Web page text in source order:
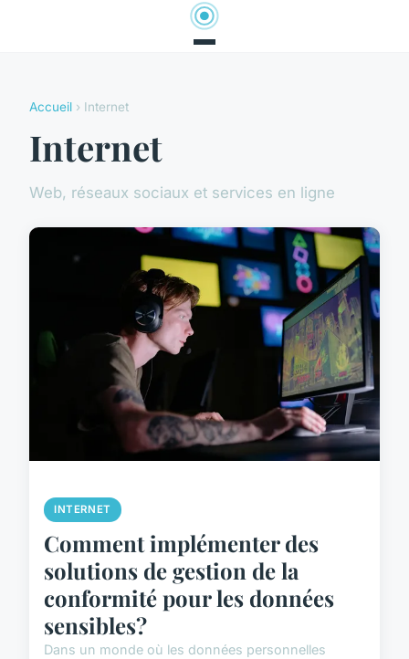
Accueil › Internet
Internet
Web, réseaux sociaux et services en ligne
INTERNET
Comment implémenter des
solutions de gestion de la
conformité pour les données
sensibles?
Dans un monde où les données personnelles